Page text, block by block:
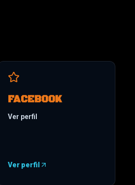
FACEBOOK
Ver perfil
Ver perfil
—Facebook